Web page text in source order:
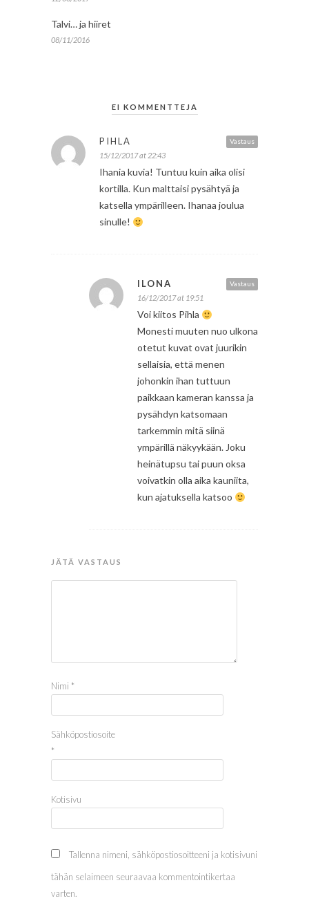
Talvi… ja hiiret
08/11/2016
EI KOMMENTTEJA
Vastaus
PIHLA
15/12/2017 at 22:43
Ihania kuvia! Tuntuu kuin aika olisi
kortilla. Kun malttaisi pysähtyä ja
katsella ympärilleen. Ihanaa joulua
sinulle!
Vastaus
ILONA
16/12/2017 at 19:51
Voi kiitos Pihla
Monesti muuten nuo ulkona
otetut kuvat ovat juurikin
sellaisia, että menen
johonkin ihan tuttuun
paikkaan kameran kanssa ja
pysähdyn katsomaan
tarkemmin mitä siinä
ympärillä näkyykään. Joku
heinätupsu tai puun oksa
voivatkin olla aika kauniita,
kun ajatuksella katsoo
JÄTÄ VASTAUS
Nimi *
Sähköpostiosoite
*
Kotisivu
Tallenna nimeni, sähköpostiosoitteeni ja kotisivuni
tähän selaimeen seuraavaa kommentointikertaa
varten.